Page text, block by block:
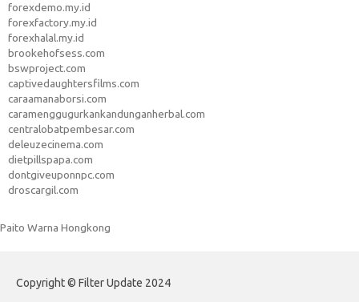
forexdemo.my.id
forexfactory.my.id
forexhalal.my.id
brookehofsess.com
bswproject.com
captivedaughtersfilms.com
caraamanaborsi.com
caramenggugurkankandunganherbal.com
centralobatpembesar.com
deleuzecinema.com
dietpillspapa.com
dontgiveuponnpc.com
droscargil.com
Paito Warna Hongkong
Copyright © Filter Update 2024